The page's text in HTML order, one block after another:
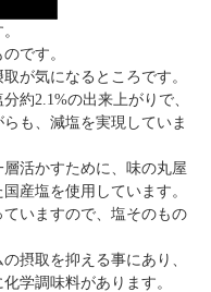
です。
が気になるところです。
約2.1%の出来上がりで、
も、減塩を実現していま
活かすために、味の丸屋
産塩を使用しています。
いますので、塩そのもの
摂取を抑える事にあり、
学調味料があります。